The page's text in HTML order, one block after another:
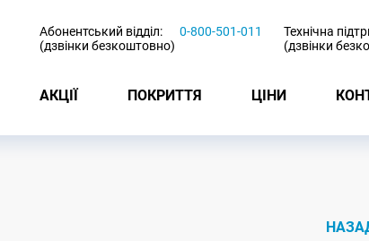
Абонентський відділ:
(дзвінки безкоштовно)
0-800-501-011
Технічна
(дзвінки
АКЦІЇ ПОКРИТТЯ ЦІНИ